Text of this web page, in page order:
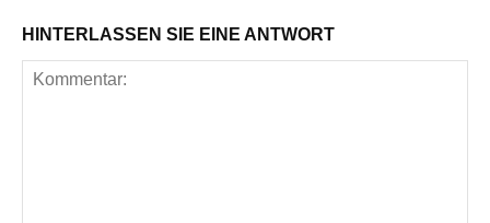
HINTERLASSEN SIE EINE ANTWORT